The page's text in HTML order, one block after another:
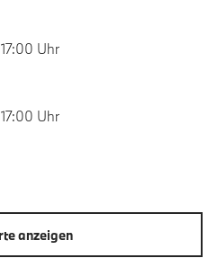
Uhr
Uhr
anzeigen